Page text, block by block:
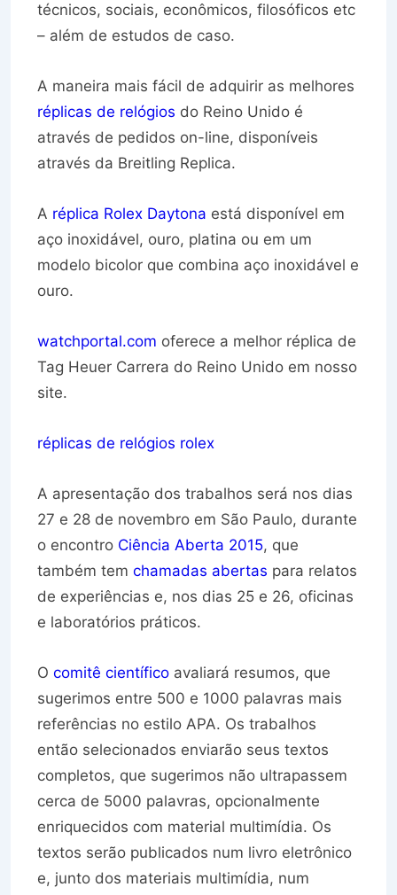
técnicos, sociais, econômicos, filosóficos etc
– além de estudos de caso.
A maneira mais fácil de adquirir as melhores
réplicas de relógios do Reino Unido é
através de pedidos on-line, disponíveis
através da Breitling Replica.
A réplica Rolex Daytona está disponível em
aço inoxidável, ouro, platina ou em um
modelo bicolor que combina aço inoxidável e
ouro.
watchportal.com oferece a melhor réplica de
Tag Heuer Carrera do Reino Unido em nosso
site.
réplicas de relógios rolex
A apresentação dos trabalhos será nos dias
27 e 28 de novembro em São Paulo, durante
o encontro Ciência Aberta 2015, que
também tem chamadas abertas para relatos
de experiências e, nos dias 25 e 26, oficinas
e laboratórios práticos.
O comitê científico avaliará resumos, que
sugerimos entre 500 e 1000 palavras mais
referências no estilo APA. Os trabalhos
então selecionados enviarão seus textos
completos, que sugerimos não ultrapassem
cerca de 5000 palavras, opcionalmente
enriquecidos com material multimídia. Os
textos serão publicados num livro eletrônico
e, junto dos materiais multimídia, num